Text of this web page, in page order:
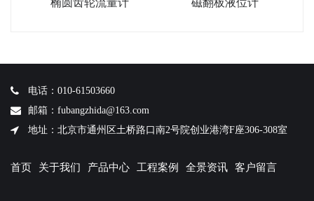
椭圆齿轮流量计 磁翻板液位计
电话：010-61503660
邮箱：fubangzhida@163.com
地址：北京市通州区土桥路口南2号院创业港湾F座306-308室
首页 关于我们 产品中心 工程案例 全景资讯 客户留言